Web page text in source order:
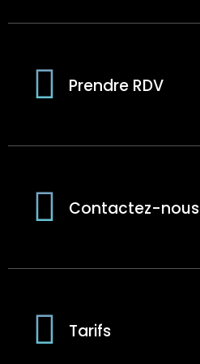
Prendre RDV
Contactez-nous
Tarifs